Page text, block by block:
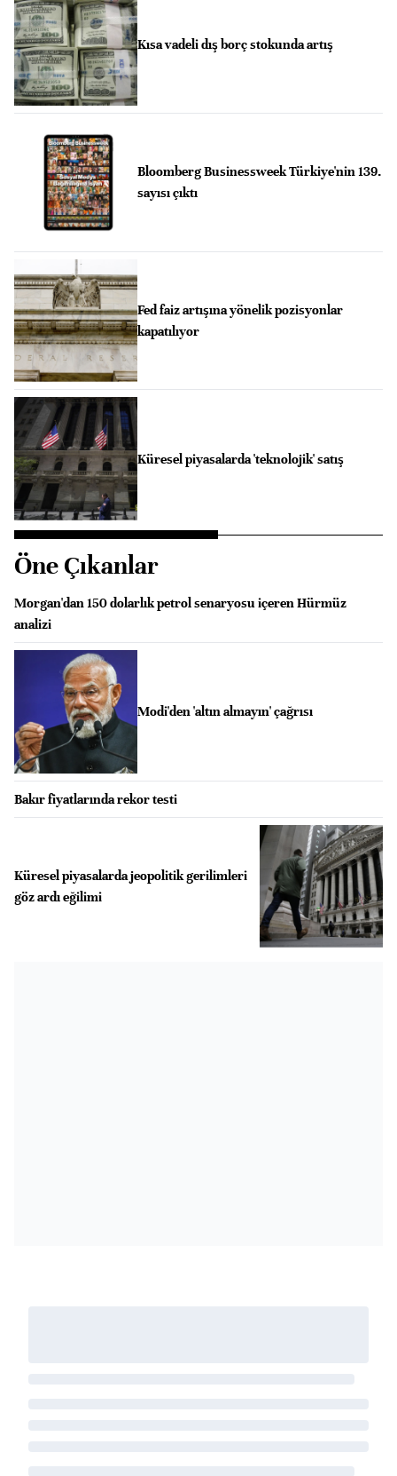
Kısa vadeli dış borç stokunda artış
Bloomberg Businessweek Türkiye'nin 139.
sayısı çıktı
Fed faiz artışına yönelik pozisyonlar
kapatılıyor
Küresel piyasalarda 'teknolojik' satış
Öne Çıkanlar
Morgan'dan 150 dolarlık petrol senaryosu içeren Hürmüz
analizi
Modi'den 'altın almayın' çağrısı
Bakır fiyatlarında rekor testi
Küresel piyasalarda jeopolitik gerilimleri
göz ardı eğilimi